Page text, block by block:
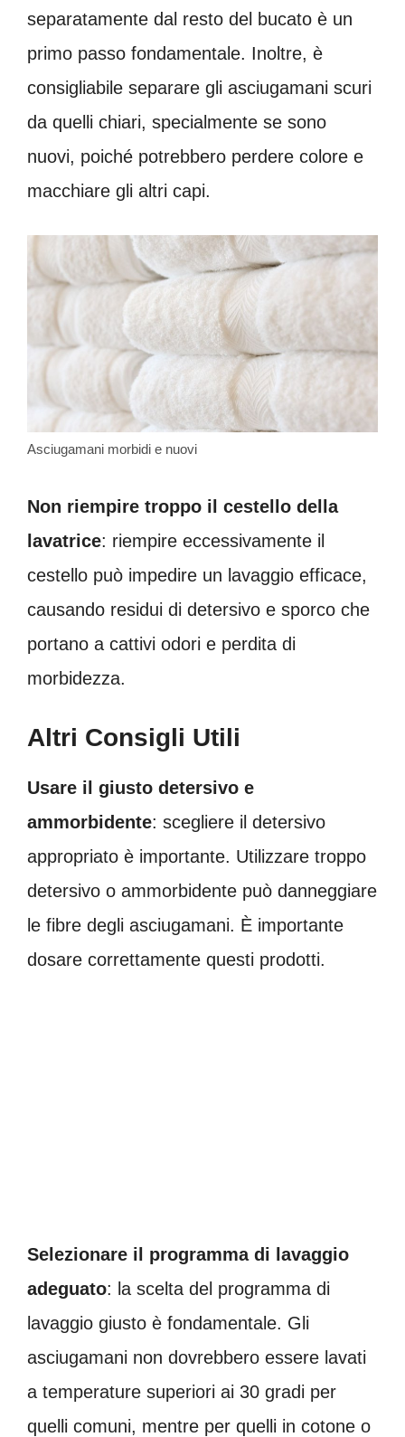
separatamente dal resto del bucato è un
primo passo fondamentale. Inoltre, è
consigliabile separare gli asciugamani scuri
da quelli chiari, specialmente se sono
nuovi, poiché potrebbero perdere colore e
macchiare gli altri capi.
Asciugamani morbidi e nuovi
Non riempire troppo il cestello della
lavatrice: riempire eccessivamente il
cestello può impedire un lavaggio efficace,
causando residui di detersivo e sporco che
portano a cattivi odori e perdita di
morbidezza.
Altri Consigli Utili
Usare il giusto detersivo e
ammorbidente: scegliere il detersivo
appropriato è importante. Utilizzare troppo
detersivo o ammorbidente può danneggiare
le fibre degli asciugamani. È importante
dosare correttamente questi prodotti.
Selezionare il programma di lavaggio
adeguato: la scelta del programma di
lavaggio giusto è fondamentale. Gli
asciugamani non dovrebbero essere lavati
a temperature superiori ai 30 gradi per
quelli comuni, mentre per quelli in cotone o